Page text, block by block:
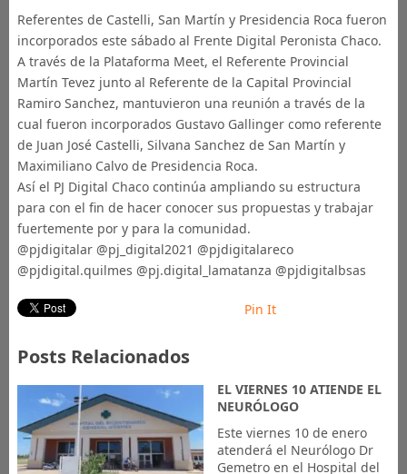
Referentes de Castelli, San Martín y Presidencia Roca fueron
incorporados este sábado al Frente Digital Peronista Chaco.
A través de la Plataforma Meet, el Referente Provincial
Martín Tevez junto al Referente de la Capital Provincial
Ramiro Sanchez, mantuvieron una reunión a través de la
cual fueron incorporados Gustavo Gallinger como referente
de Juan José Castelli, Silvana Sanchez de San Martín y
Maximiliano Calvo de Presidencia Roca.
Así el PJ Digital Chaco continúa ampliando su estructura
para con el fin de hacer conocer sus propuestas y trabajar
fuertemente por y para la comunidad.
@pjdigitalar @pj_digital2021 @pjdigitalareco
@pjdigital.quilmes @pj.digital_lamatanza @pjdigitalbsas
Pin It
Posts Relacionados
EL VIERNES 10 ATIENDE EL
NEURÓLOGO
Este viernes 10 de enero
atenderá el Neurólogo Dr
Gemetro en el Hospital del